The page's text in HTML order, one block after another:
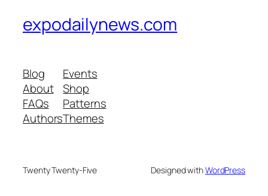
expodailynews.com
Blog
About
FAQs
Authors
Events
Shop
Patterns
Themes
Twenty Twenty-Five Designed withWordPress